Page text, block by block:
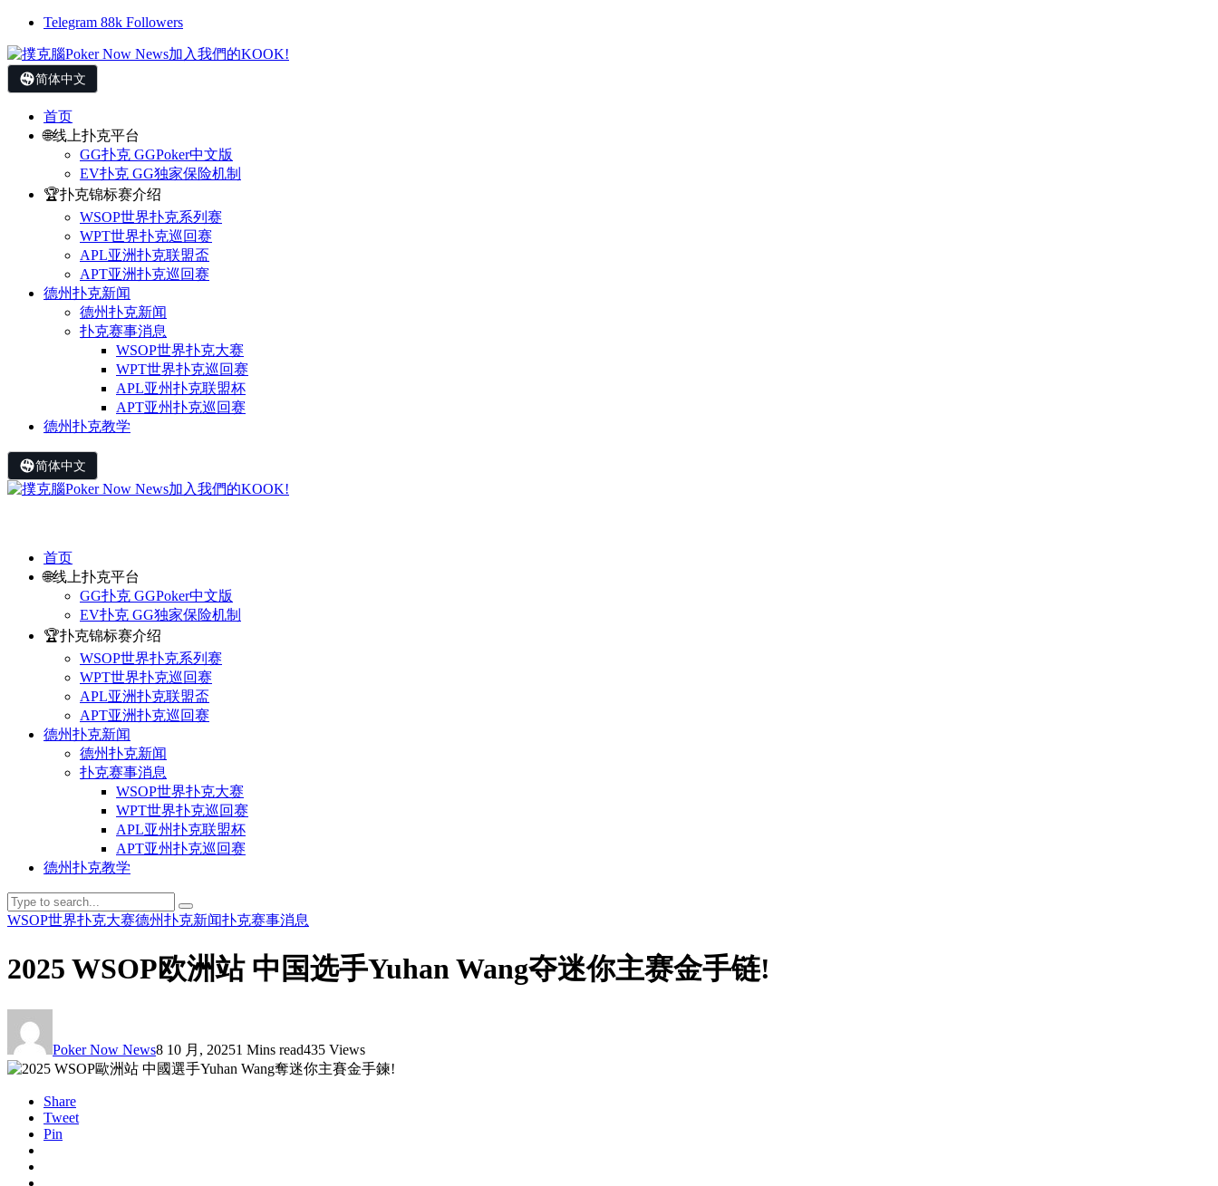
Telegram 88k Followers
简体中文
首页
🌐线上扑克平台
GG扑克 GGPoker中文版
EV扑克 GG独家保险机制
🏆扑克锦标赛介绍
WSOP世界扑克系列赛
WPT世界扑克巡回赛
APL亚洲扑克联盟盃
APT亚洲扑克巡回赛
德州扑克新闻
德州扑克新闻
扑克赛事消息
WSOP世界扑克大赛
WPT世界扑克巡回赛
APL亚州扑克联盟杯
APT亚州扑克巡回赛
德州扑克教学
简体中文
首页
🌐线上扑克平台
GG扑克 GGPoker中文版
EV扑克 GG独家保险机制
🏆扑克锦标赛介绍
WSOP世界扑克系列赛
WPT世界扑克巡回赛
APL亚洲扑克联盟盃
APT亚洲扑克巡回赛
德州扑克新闻
德州扑克新闻
扑克赛事消息
WSOP世界扑克大赛
WPT世界扑克巡回赛
APL亚州扑克联盟杯
APT亚州扑克巡回赛
德州扑克教学
WSOP世界扑克大赛德州扑克新闻扑克赛事消息
2025 WSOP欧洲站 中国选手Yuhan Wang夺迷你主赛金手链!
Poker Now News8 10 月, 20251 Mins read435 Views
Share
Tweet
Pin